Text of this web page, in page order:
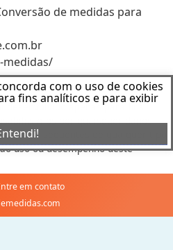
de medidas para
medidas/
desenvolvido apenas para fins
por quaisquer danos
ou conseqüentes de qualquer tipo
uso ou desempenho deste
em contato
com o uso de cookies
fins analíticos e para exibir